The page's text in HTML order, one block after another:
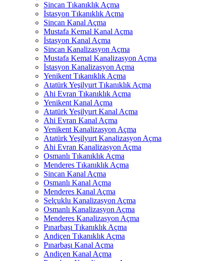
Sincan Tıkanıklık Açma
İstasyon Tıkanıklık Açma
Sincan Kanal Açma
Mustafa Kemal Kanal Açma
İstasyon Kanal Açma
Sincan Kanalizasyon Açma
Mustafa Kemal Kanalizasyon Açma
İstasyon Kanalizasyon Açma
Yenikent Tıkanıklık Açma
Atatürk Yeşilyurt Tıkanıklık Açma
Ahi Evran Tıkanıklık Açma
Yenikent Kanal Açma
Atatürk Yeşilyurt Kanal Açma
Ahi Evran Kanal Açma
Yenikent Kanalizasyon Açma
Atatürk Yeşilyurt Kanalizasyon Açma
Ahi Evran Kanalizasyon Açma
Osmanlı Tıkanıklık Açma
Menderes Tıkanıklık Açma
Sincan Kanal Açma
Osmanlı Kanal Açma
Menderes Kanal Açma
Selçuklu Kanalizasyon Açma
Osmanlı Kanalizasyon Açma
Menderes Kanalizasyon Açma
Pınarbaşı Tıkanıklık Açma
Andiçen Tıkanıklık Açma
Pınarbaşı Kanal Açma
Andiçen Kanal Açma